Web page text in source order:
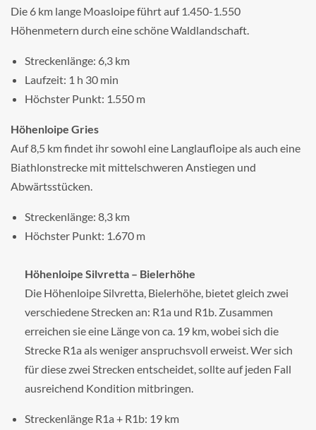
Die 6 km lange Moasloipe führt auf 1.450-1.550
Höhenmetern durch eine schöne Waldlandschaft.
Streckenlänge: 6,3 km
Laufzeit: 1 h 30 min
Höchster Punkt: 1.550 m
Höhenloipe Gries
Auf 8,5 km findet ihr sowohl eine Langlaufloipe als auch eine
Biathlonstrecke mit mittelschweren Anstiegen und
Abwärtsstücken.
Streckenlänge: 8,3 km
Höchster Punkt: 1.670 m
Höhenloipe Silvretta – Bielerhöhe
Die Höhenloipe Silvretta, Bielerhöhe, bietet gleich zwei
verschiedene Strecken an: R1a und R1b. Zusammen
erreichen sie eine Länge von ca. 19 km, wobei sich die
Strecke R1a als weniger anspruchsvoll erweist. Wer sich
für diese zwei Strecken entscheidet, sollte auf jeden Fall
ausreichend Kondition mitbringen.
Streckenlänge R1a + R1b: 19 km